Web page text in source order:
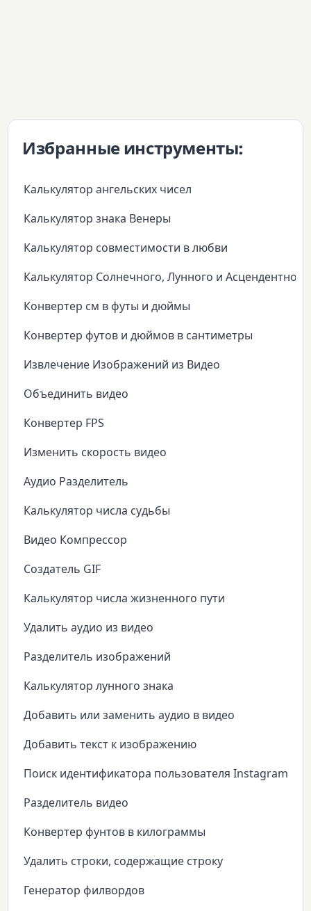
Избранные инструменты:
Калькулятор ангельских чисел
Калькулятор знака Венеры
Калькулятор совместимости в любви
Калькулятор Солнечного, Лунного и Асцендентного
Конвертер см в футы и дюймы
Конвертер футов и дюймов в сантиметры
Извлечение Изображений из Видео
Объединить видео
Конвертер FPS
Изменить скорость видео
Аудио Разделитель
Калькулятор числа судьбы
Видео Компрессор
Создатель GIF
Калькулятор числа жизненного пути
Удалить аудио из видео
Разделитель изображений
Калькулятор лунного знака
Добавить или заменить аудио в видео
Добавить текст к изображению
Поиск идентификатора пользователя Instagram
Разделитель видео
Конвертер фунтов в килограммы
Удалить строки, содержащие строку
Генератор филвордов